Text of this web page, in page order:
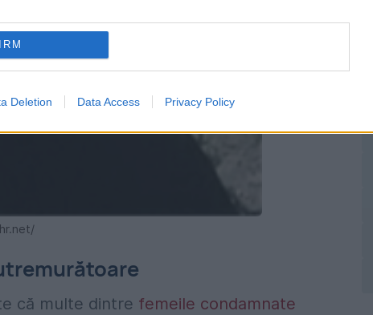
Deletion Data Access Privacy Policy
că multe dintre femeile condamnate